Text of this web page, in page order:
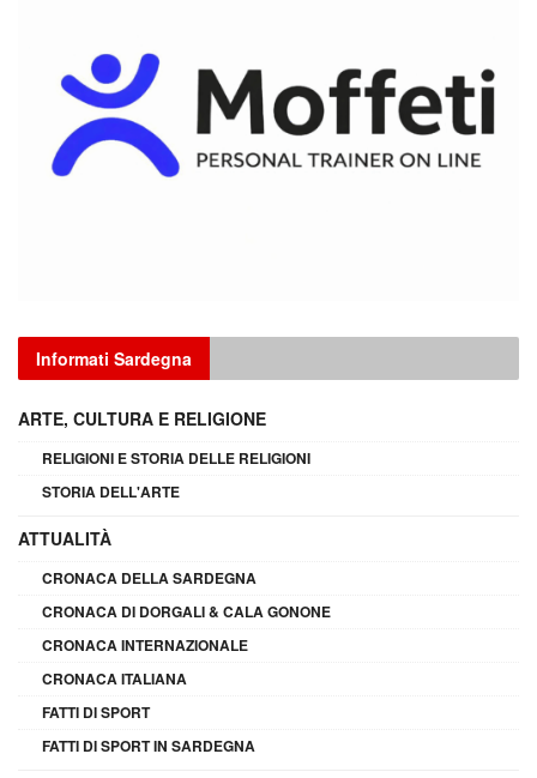
Informati Sardegna
ARTE, CULTURA E RELIGIONE
RELIGIONI E STORIA DELLE RELIGIONI
STORIA DELL'ARTE
ATTUALITÀ
CRONACA DELLA SARDEGNA
CRONACA DI DORGALI & CALA GONONE
CRONACA INTERNAZIONALE
CRONACA ITALIANA
FATTI DI SPORT
FATTI DI SPORT IN SARDEGNA